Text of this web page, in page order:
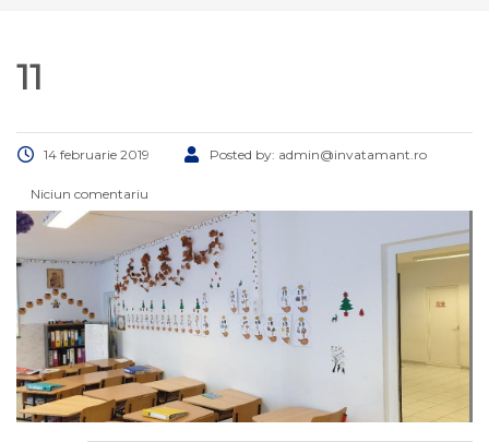
11
14 februarie 2019 Posted by: admin@invatamant.ro
Niciun comentariu